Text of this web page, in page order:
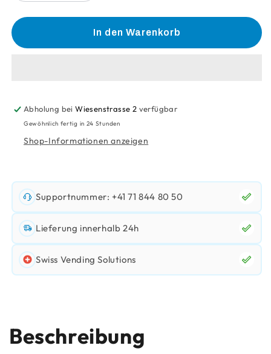
die
Menge
die
Menge
fürIn den Warenkorb
Abholung beiWiesenstrasse 2 verfügbar
Gewöhnlich fertig in 24 Stunden
Shop-Informationen anzeigen
Supportnummer: +41 71 844 80 50
Lieferung innerhalb 24h
Swiss Vending Solutions
Beschreibung